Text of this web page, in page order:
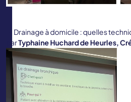
Drainage à domicile : quelles
parTyphaine Huchard de Heurles,